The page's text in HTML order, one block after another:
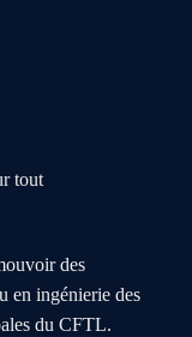
tout
des
en ingénierie des
du CFTL.